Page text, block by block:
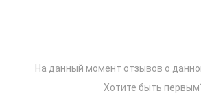
На данный момент отзывов о
Хотите быть